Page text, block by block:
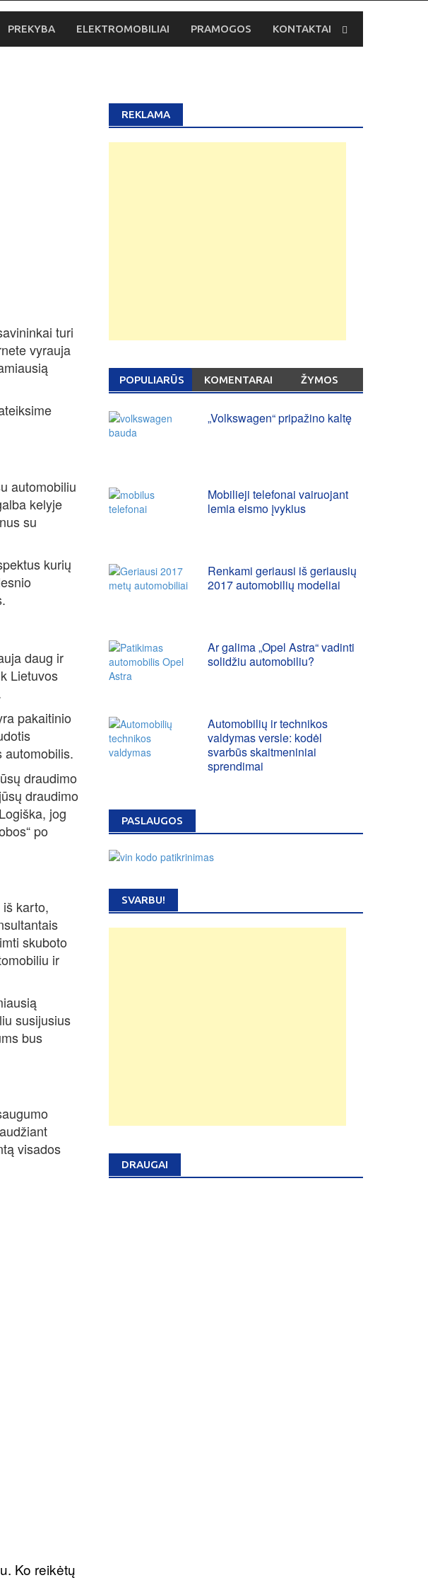
PREKYBA ELEKTROMOBILIAI PRAMOGOS KONTAKTAI
turi
vyrauja
automobiliu
kelyje
su
kurių
daug ir
Lietuvos
pakaitinio
automobilis.
draudimo
draudimo
jog
po
karto,
skuboto
ir
susijusius
bus
visados
Ko reikėtų
REKLAMA
POPULIARŪS KOMENTARAI ŽYMOS
„Volkswagen“ pripažino kaltę
Mobilieji telefonai vairuojant
lemia eismo įvykius
Renkami geriausi iš geriausių
2017 automobilių modeliai
Ar galima „Opel Astra“ vadinti
solidžiu automobiliu?
Automobilių ir technikos
valdymas versle: kodėl
svarbūs skaitmeniniai
sprendimai
PASLAUGOS
SVARBU!
DRAUGAI